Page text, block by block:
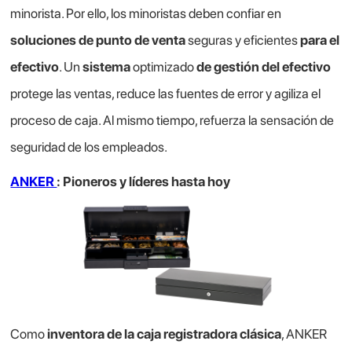
minorista. Por ello, los minoristas deben confiar en
soluciones de punto de ventaseguras y eficientespara el
efectivo. Unsistemaoptimizadode gestión del efectivo
protege las ventas, reduce las fuentes de error y agiliza el
proceso de caja. Al mismo tiempo, refuerza la sensación de
seguridad de los empleados.
ANKER : Pioneros y líderes hasta hoy
Comoinventora de la caja registradora clásica, ANKER